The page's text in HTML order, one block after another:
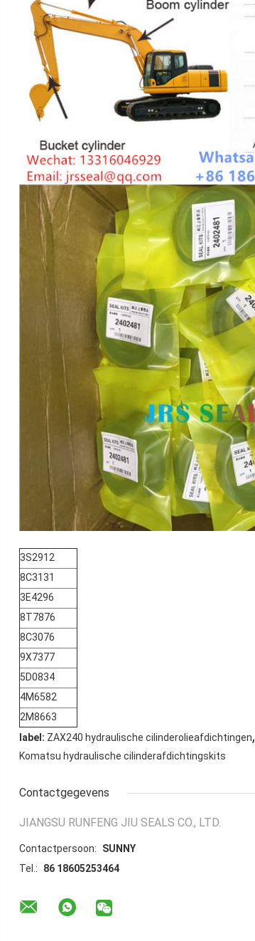
3S2912
8C3131
3E4296
8T7876
8C3076
9X7377
5D0834
4M6582
2M8663
label: ZAX240 hydraulische cilinderolieafdichtingen,
Komatsu hydraulische cilinderafdichtingskits
Contactgegevens
JIANGSU RUNFENG JIU SEALS CO., LTD.
Contactpersoon:
SUNNY
Tel.:
86 18605253464